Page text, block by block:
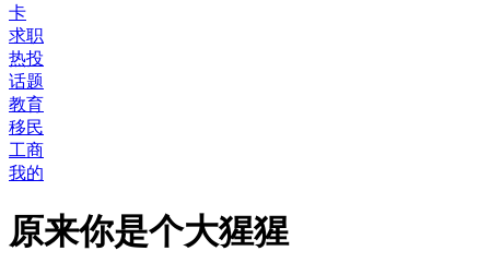
卡
求职
热投
话题
教育
移民
工商
我的
原来你是个大猩猩